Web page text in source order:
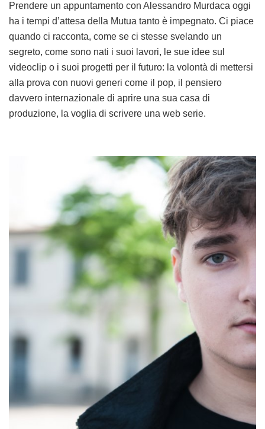
Prendere un appuntamento con Alessandro Murdaca oggi
ha i tempi d’attesa della Mutua tanto è impegnato. Ci piace
quando ci racconta, come se ci stesse svelando un
segreto, come sono nati i suoi lavori, le sue idee sul
videoclip o i suoi progetti per il futuro: la volontà di mettersi
alla prova con nuovi generi come il pop, il pensiero
davvero internazionale di aprire una sua casa di
produzione, la voglia di scrivere una web serie.